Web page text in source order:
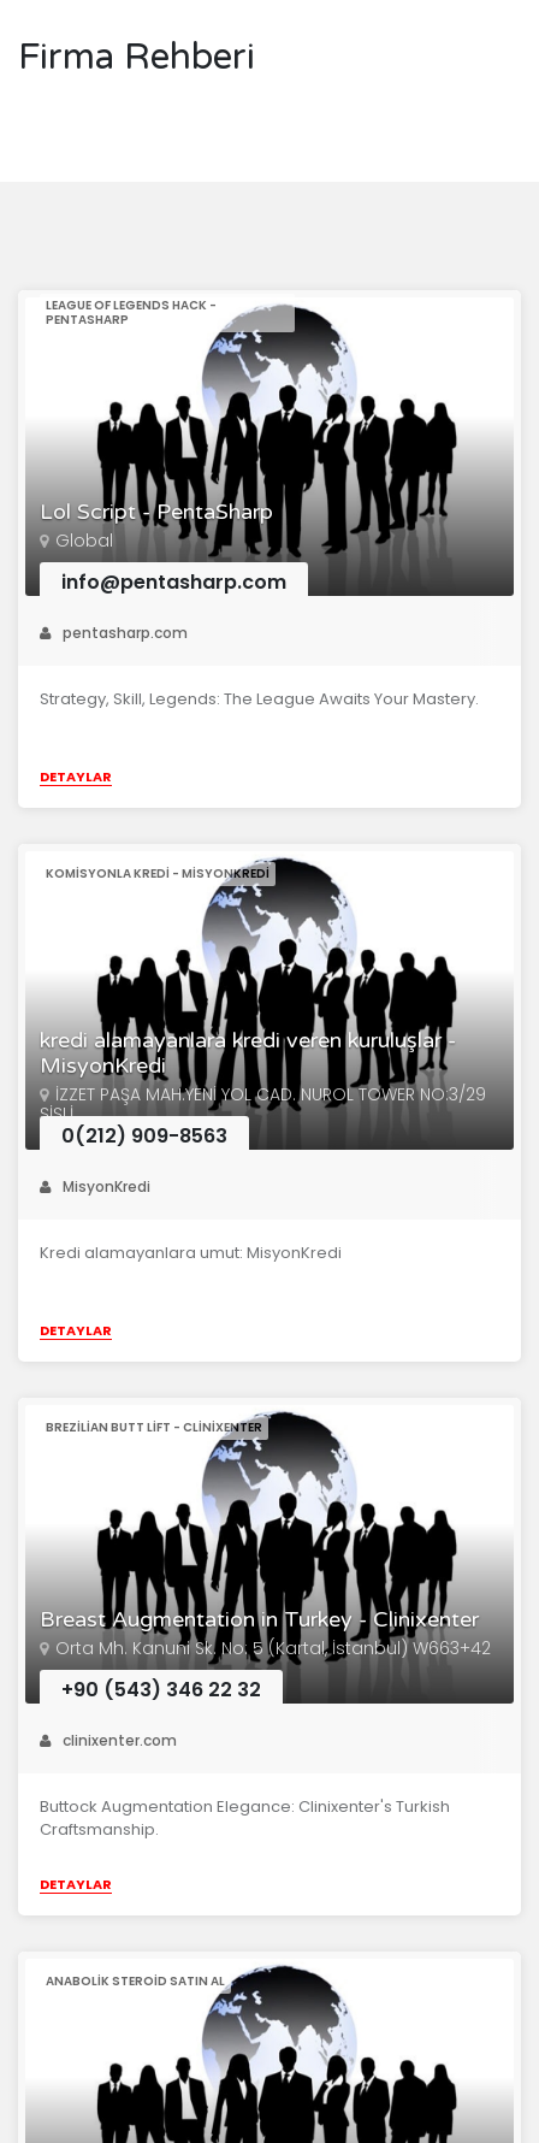
Firma Rehberi
Lol Script - PentaSharp
LEAGUE OF LEGENDS HACK -
PENTASHARP
Global
info@pentasharp.com
pentasharp.com
Strategy, Skill, Legends: The League Awaits Your Mastery.
DETAYLAR
kredi alamayanlara kredi veren kuruluşlar -
MisyonKredi
KOMISYONLA KREDI - MISYONKREDI
İZZET PAŞA MAH.YENİ YOL CAD. NUROL TOWER NO:3/29
ŞİŞLİ
0(212) 909-8563
MisyonKredi
Kredi alamayanlara umut: MisyonKredi
DETAYLAR
Breast Augmentation in Turkey - Clinixenter
BREZILIAN BUTT LIFT - CLINIXENTER
Orta Mh. Kanuni Sk. No: 5 (Kartal, İstanbul) W663+42
+90 (543) 346 22 32
clinixenter.com
Buttock Augmentation Elegance: Clinixenter's Turkish
Craftsmanship.
DETAYLAR
ANABOLIK STEROID SATIN AL